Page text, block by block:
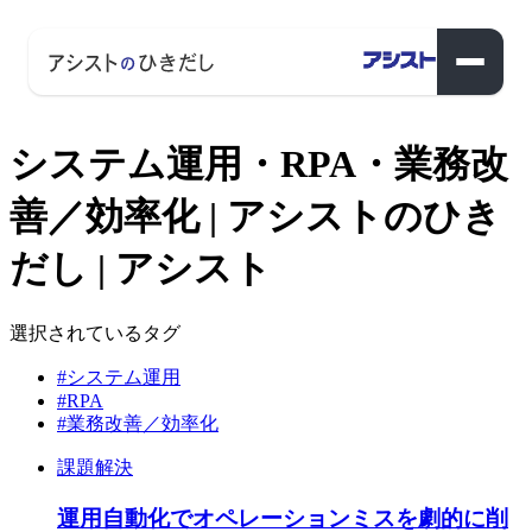
システム運用・RPA・業務改
善／効率化 | アシストのひき
だし | アシスト
選択されているタグ
#システム運用
#RPA
#業務改善／効率化
課題解決
運用自動化でオペレーションミスを劇的に削